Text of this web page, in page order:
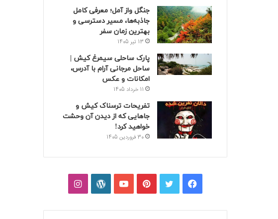
جنگل واز آمل؛ معرفی کامل
جاذبه‌ها، مسیر دسترسی و
بهترین زمان سفر
13 تیر 1405
پارک ساحلی سیمرغ کیش |
ساحل مرجانی آرام با آدرس،
امکانات و عکس
11 خرداد 1405
تفریحات ترسناک کیش و
جاهایی که از دیدن آن وحشت
خواهید کرد!
30 فروردین 1405
فیسبوکتوییترپینتریستیوتیوبوردپرساینستاگرام